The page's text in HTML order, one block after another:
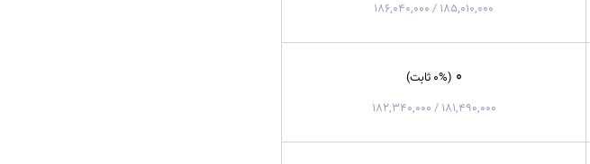
185,010,000 / 186,040,000
0 (0% ثابت)
181,490,000 / 182,340,000